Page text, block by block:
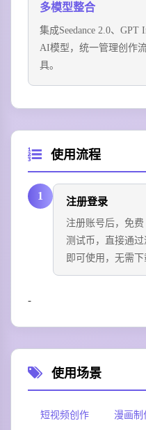
多模型整合
集成Seedance 2.0、GPT
AI模型，统一管理创作
具。
使用流程
1 注册登录
注册账号后，免
测试币，直接通
即可使用，无需下
-
使用场景
短视频创作 漫画制